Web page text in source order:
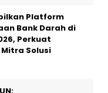
Platform
Bank Darah di
Perkuat
Solusi